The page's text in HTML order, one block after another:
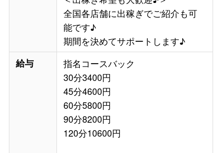
全国各店舗に出稼ぎでご紹介も可
能です♪
期間を決めてサポートします♪
給与
指名コースバック
30分3400円
45分4600円
60分5800円
90分8200円
120分10600円